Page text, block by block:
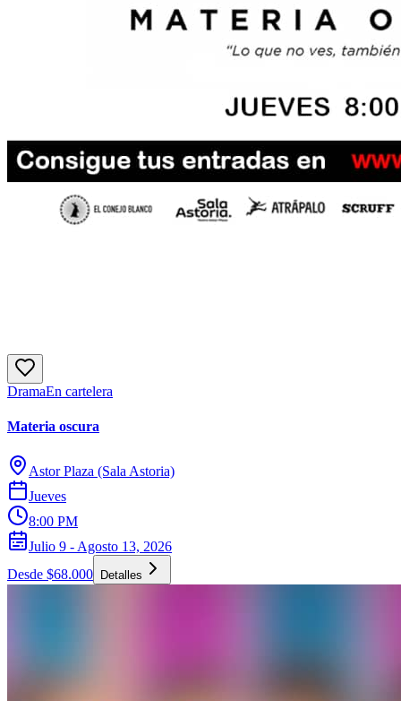
DramaEn cartelera
Materia oscura
Astor Plaza (Sala Astoria)
Jueves
8:00 PM
Julio 9 - Agosto 13, 2026
Desde $68.000
Detalles